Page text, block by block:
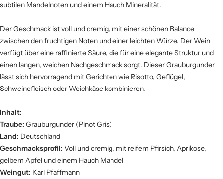
Tannine
subtilen Mandelnoten und einem Hauch Mineralität.
Der Geschmack ist voll und cremig, mit einer schönen Balance
zwischen den fruchtigen Noten und einer leichten Würze. Der Wein
verfügt über eine raffinierte Säure, die für eine elegante Struktur und
einen langen, weichen Nachgeschmack sorgt. Dieser Grauburgunder
lässt sich hervorragend mit Gerichten wie Risotto, Geflügel,
Schweinefleisch oder Weichkäse kombinieren.
Inhalt:
Traube: Grauburgunder (Pinot Gris)
Land: Deutschland
Geschmacksprofil: Voll und cremig, mit reifem Pfirsich, Aprikose,
gelbem Apfel und einem Hauch Mandel
Weingut: Karl Pfaffmann